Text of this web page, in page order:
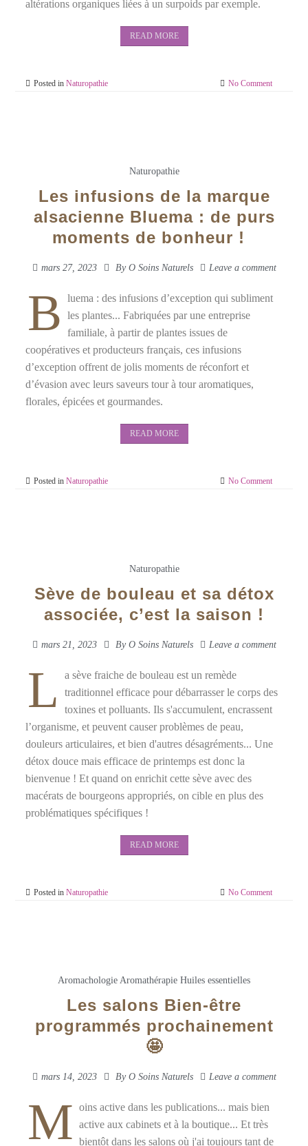
altérations organiques liées à un surpoids par exemple.
READ MORE
Posted inNaturopathie No Comment
Naturopathie
Les infusions de la marque
alsacienne Bluema : de purs
moments de bonheur !
mars 27, 2023 By O Soins Naturels Leave a comment
B
luema : des infusions d’exception qui subliment
les plantes... Fabriquées par une entreprise
familiale, à partir de plantes issues de
coopératives et producteurs français, ces infusions
d’exception offrent de jolis moments de réconfort et
d’évasion avec leurs saveurs tour à tour aromatiques,
florales, épicées et gourmandes.
READ MORE
Posted inNaturopathie No Comment
Naturopathie
Sève de bouleau et sa détox
associée, c’est la saison !
mars 21, 2023 By O Soins Naturels Leave a comment
L
a sève fraiche de bouleau est un remède
traditionnel efficace pour débarrasser le corps des
toxines et polluants. Ils s'accumulent, encrassent
l’organisme, et peuvent causer problèmes de peau,
douleurs articulaires, et bien d'autres désagréments... Une
détox douce mais efficace de printemps est donc la
bienvenue ! Et quand on enrichit cette sève avec des
macérats de bourgeons appropriés, on cible en plus des
problématiques spécifiques !
READ MORE
Posted inNaturopathie No Comment
Aromachologie Aromathérapie Huiles essentielles
Les salons Bien-être
programmés prochainement
🤩
mars 14, 2023 By O Soins Naturels Leave a comment
M
oins active dans les publications... mais bien
active aux cabinets et à la boutique... Et très
bientôt dans les salons où j'ai toujours tant de